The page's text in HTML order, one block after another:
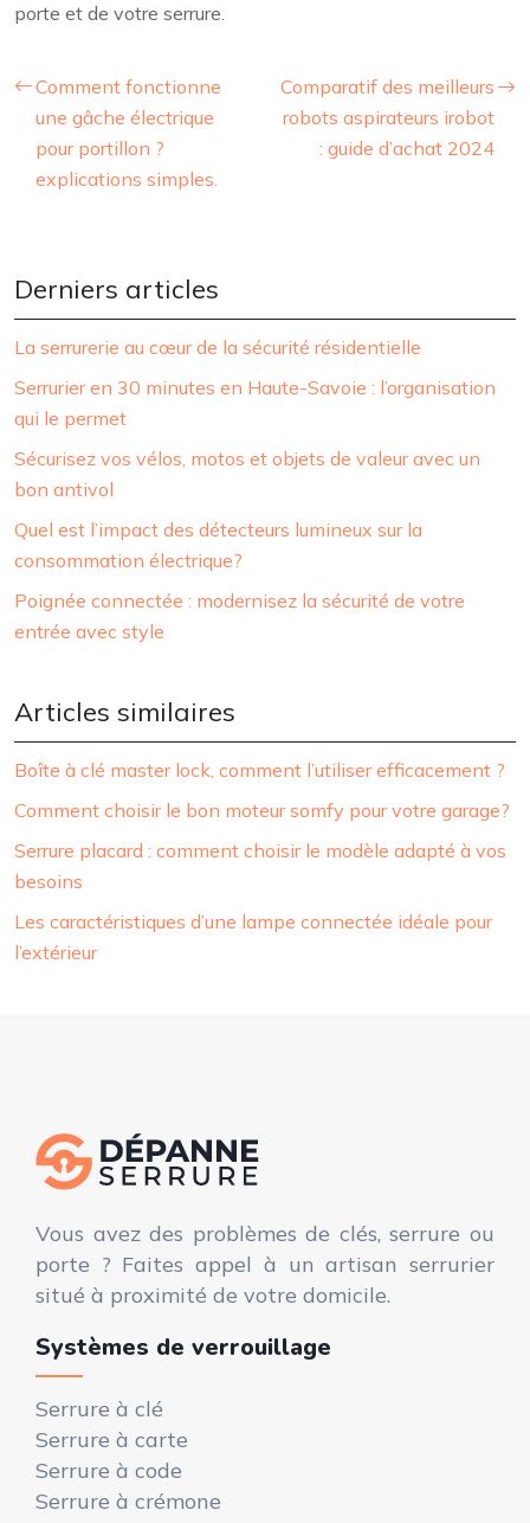
porte et de votre serrure.
Comment fonctionne
une gâche électrique
pour portillon ?
explications simples.
Comparatif des meilleurs
robots aspirateurs irobot
: guide d’achat 2024
Derniers articles
La serrurerie au cœur de la sécurité résidentielle
Serrurier en 30 minutes en Haute-Savoie : l’organisation
qui le permet
Sécurisez vos vélos, motos et objets de valeur avec un
bon antivol
Quel est l’impact des détecteurs lumineux sur la
consommation électrique?
Poignée connectée : modernisez la sécurité de votre
entrée avec style
Articles similaires
Boîte à clé master lock, comment l’utiliser efficacement ?
Comment choisir le bon moteur somfy pour votre garage?
Serrure placard : comment choisir le modèle adapté à vos
besoins
Les caractéristiques d’une lampe connectée idéale pour
l’extérieur
Vous avez des problèmes de clés, serrure ou
porte ? Faites appel à un artisan serrurier
situé à proximité de votre domicile.
Systèmes de verrouillage
Serrure à clé
Serrure à carte
Serrure à code
Serrure à crémone